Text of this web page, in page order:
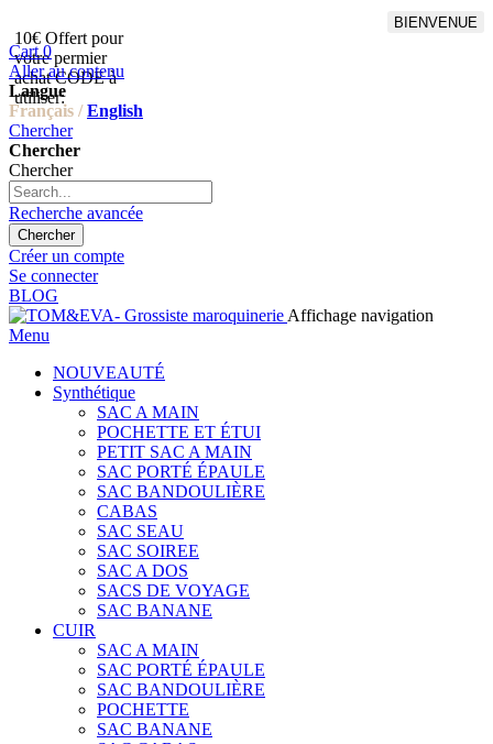
10€ Offert pour
votre permier
achat CODE à
utiliser:
BIENVENUE
Cart 0
Aller au contenu
Langue
Français / English
Chercher
Chercher
Chercher
Recherche avancée
Chercher
Créer un compte
Se connecter
BLOG
Affichage navigation
Menu
NOUVEAUTÉ
Synthétique
SAC A MAIN
POCHETTE ET ÉTUI
PETIT SAC A MAIN
SAC PORTÉ ÉPAULE
SAC BANDOULIÈRE
CABAS
SAC SEAU
SAC SOIREE
SAC A DOS
SACS DE VOYAGE
SAC BANANE
CUIR
SAC A MAIN
SAC PORTÉ ÉPAULE
SAC BANDOULIÈRE
POCHETTE
SAC BANANE